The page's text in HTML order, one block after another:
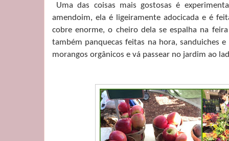
Uma das coisas mais gostosas é
amendoim, ela é ligeiramente adocicada e é
cobre enorme, o cheiro dela se espalha na
também panquecas feitas na hora, sanduiches
morangos orgânicos e vá passear no jardim ao